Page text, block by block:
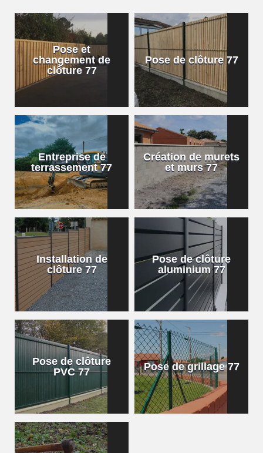
Pose et
changement de
clôture 77
Pose de clôture 77
Entreprise de
terrassement 77
Création de murets
et murs 77
Installation de
clôture 77
Pose de clôture
aluminium 77
Pose de clôture
PVC 77
Pose de grillage 77